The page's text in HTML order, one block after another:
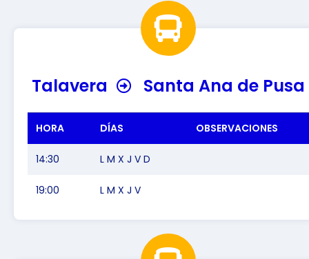
Talavera Santa Ana de Pusa
HORA DÍAS OBSERVACIONES
14:30 L M X J V D
19:00 L M X J V